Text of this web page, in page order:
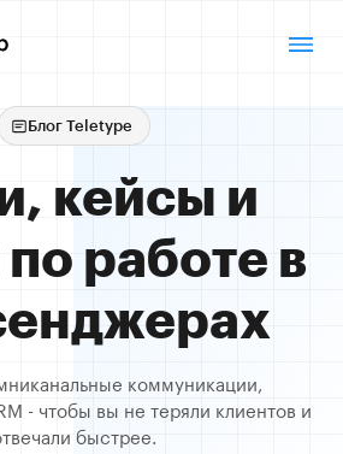
Блог Teletype
кейсы и
работе в
коммуникации,
- чтобы вы не теряли клиентов и
быстрее.